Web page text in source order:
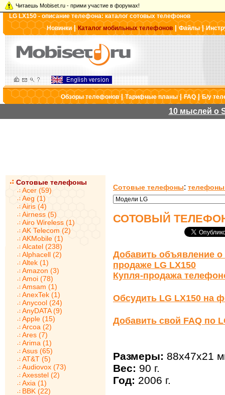
Читаешь Mobiset.ru - прими участие в форумах!
LG LX150 - описание телефона: каталог сотовых телефонов
Новинки|Каталог мобильных телефонов |Файлы|
Обзоры телефонов|Тарифные планы|FAQ|Б/у
10 мыслей о
Сотовые телефоны
Acer (59)
Aeg (1)
Airis (4)
Airness (5)
Airo Wireless (1)
AK Telecom (2)
AKMobile (1)
Alcatel (238)
Alphacell (2)
Altek (1)
Amazon (3)
Amoi (78)
Amsam (1)
AnexTek (1)
Anycool (24)
AnyDATA (9)
Apple (15)
Arcoa (2)
Ares (7)
Arima (1)
Asus (65)
AT&T (5)
Audiovox (73)
Axesstel (2)
Axia (1)
BBK (22)
Сотовые телефоны:
СОТОВЫЙ ТЕЛЕФОН
Добавить объявление о
продаже LG LX150
Купля-продажа
Обсудить LG LX150 на
Добавить свой FAQ по
Размеры: 88x47x21
Вес: 90 г.
Год: 2006 г.